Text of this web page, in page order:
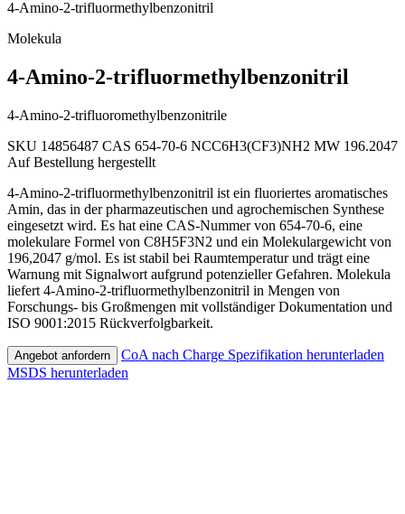
4-Amino-2-trifluormethylbenzonitril
Molekula
4-Amino-2-trifluormethylbenzonitril
4-Amino-2-trifluoromethylbenzonitrile
SKU 14856487 CAS 654-70-6 NCC6H3(CF3)NH2 MW 196.2047
Auf Bestellung hergestellt
4-Amino-2-trifluormethylbenzonitril ist ein fluoriertes aromatisches
Amin, das in der pharmazeutischen und agrochemischen Synthese
eingesetzt wird. Es hat eine CAS-Nummer von 654-70-6, eine
molekulare Formel von C8H5F3N2 und ein Molekulargewicht von
196,2047 g/mol. Es ist stabil bei Raumtemperatur und trägt eine
Warnung mit Signalwort aufgrund potenzieller Gefahren. Molekula
liefert 4-Amino-2-trifluormethylbenzonitril in Mengen von
Forschungs- bis Großmengen mit vollständiger Dokumentation und
ISO 9001:2015 Rückverfolgbarkeit.
Angebot anfordern CoA nach Charge Spezifikation herunterladen
MSDS herunterladen